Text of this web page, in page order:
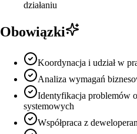
działaniu
Obowiązki
Koordynacja i udział w
Analiza wymagań
Identyfikacja problemów
systemowych
Współpraca z